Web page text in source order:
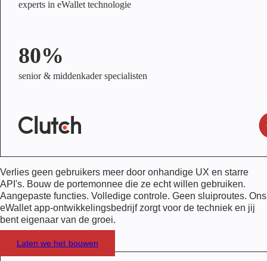
experts in eWallet technologie
80%
senior & middenkader specialisten
Verlies geen gebruikers meer door onhandige UX en starre
API's. Bouw de portemonnee die ze echt willen gebruiken.
Aangepaste functies. Volledige controle. Geen sluiproutes. Ons
eWallet app-ontwikkelingsbedrijf zorgt voor de techniek en jij
bent eigenaar van de groei.
Laten we het bouwen